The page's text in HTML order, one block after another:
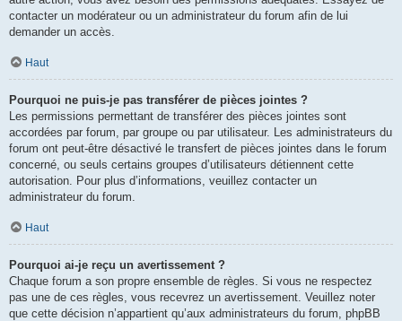
contacter un modérateur ou un administrateur du forum afin de lui
demander un accès.
Haut
Pourquoi ne puis-je pas transférer de pièces jointes ?
Les permissions permettant de transférer des pièces jointes sont
accordées par forum, par groupe ou par utilisateur. Les administrateurs du
forum ont peut-être désactivé le transfert de pièces jointes dans le forum
concerné, ou seuls certains groupes d’utilisateurs détiennent cette
autorisation. Pour plus d’informations, veuillez contacter un
administrateur du forum.
Haut
Pourquoi ai-je reçu un avertissement ?
Chaque forum a son propre ensemble de règles. Si vous ne respectez
pas une de ces règles, vous recevrez un avertissement. Veuillez noter
que cette décision n’appartient qu’aux administrateurs du forum, phpBB